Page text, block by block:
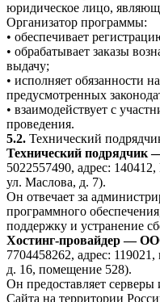
юридическое лицо,
Организатор программы:
• обеспечивает
• обрабатывает заказы
выдачу;
• исполняет обязанности
предусмотренных
• взаимодействует с
проведения.
5.2. Технический
Технический
5022557490, адрес:
ул. Маслова, д. 7).
Он отвечает за
программного
поддержку и устранение
Хостинг-провайдер —
7704458262, адрес:
д. 16, помещение 528).
Он предоставляет
Сайта на территории